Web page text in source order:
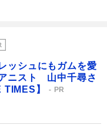
ッシュにもガムを愛
ニスト 山中千尋さ
】
PR